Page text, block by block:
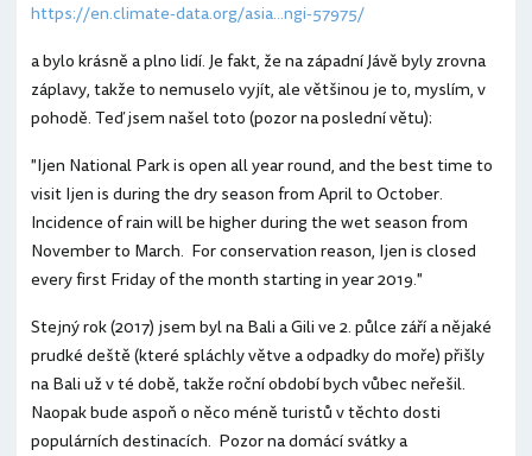
https://en.climate-data.org/asia...ngi-57975/
a bylo krásně a plno lidí. Je fakt, že na západní Jávě byly zrovna
záplavy, takže to nemuselo vyjít, ale většinou je to, myslím, v
pohodě. Teď jsem našel toto (pozor na poslední větu):
"Ijen National Park is open all year round, and the best time to
visit Ijen is during the dry season from April to October.
Incidence of rain will be higher during the wet season from
November to March. For conservation reason, Ijen is closed
every first Friday of the month starting in year 2019."
Stejný rok (2017) jsem byl na Bali a Gili ve 2. půlce září a nějaké
prudké deště (které spláchly větve a odpadky do moře) přišly
na Bali už v té době, takže roční období bych vůbec neřešil.
Naopak bude aspoň o něco méně turistů v těchto dosti
populárních destinacích. Pozor na domácí svátky a